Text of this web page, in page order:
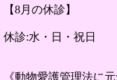
【8月の休診】
休診:水・日・祝日
《動物愛護管理法に元